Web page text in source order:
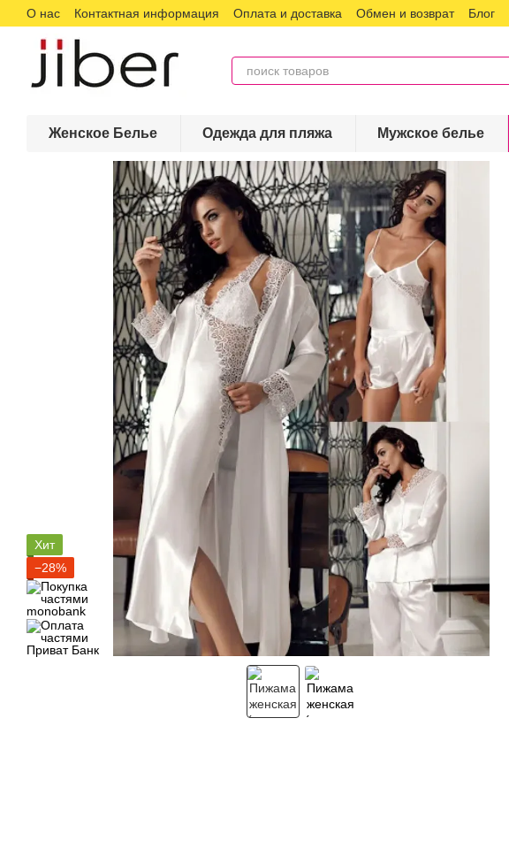
Перейти к основному контенту
О нас Контактная информация Оплата и доставка Обмен и возврат Блог
Женское Белье Одежда для пляжа Мужское белье
Хит
−28%